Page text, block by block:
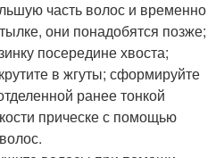
часть волос и временно
они понадобятся позже;
посередине хвоста;
в жгуты; сформируйте
ранее тонкой
прическе с помощью